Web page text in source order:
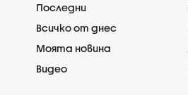
Последни
Всичко от днес
Моята новина
Видео